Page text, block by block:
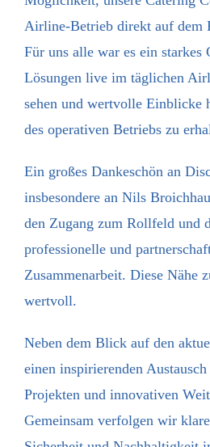
Airline-Betrieb direkt auf dem
Für uns alle war es ein starkes
Lösungen live im täglichen
sehen und wertvolle Einblicke
des operativen Betriebs zu
Ein großes Dankeschön an
insbesondere an Nils
den Zugang zum Rollfeld und
professionelle und
Zusammenarbeit. Diese Nähe
wertvoll.
Neben dem Blick auf den
einen inspirierenden
Projekten und innovativen
Gemeinsam verfolgen wir